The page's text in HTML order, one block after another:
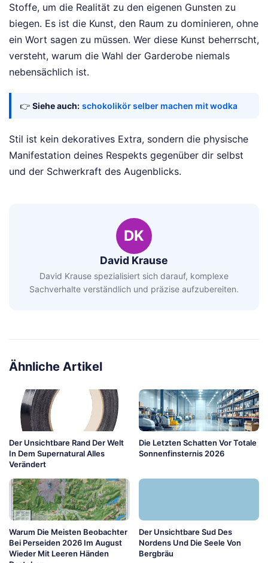
Stoffe, um die Realität zu den eigenen Gunsten zu
biegen. Es ist die Kunst, den Raum zu dominieren, ohne
ein Wort sagen zu müssen. Wer diese Kunst beherrscht,
versteht, warum die Wahl der Garderobe niemals
nebensächlich ist.
👉 Siehe auch: schokolikör selber machen mit wodka
Stil ist kein dekoratives Extra, sondern die physische
Manifestation deines Respekts gegenüber dir selbst
und der Schwerkraft des Augenblicks.
DK
David Krause
David Krause spezialisiert sich darauf, komplexe
Sachverhalte verständlich und präzise aufzubereiten.
Ähnliche Artikel
Der Unsichtbare Rand Der Welt
In Dem Supernatural Alles
Verändert
Die Letzten Schatten Vor Totale
Sonnenfinsternis 2026
Warum Die Meisten Beobachter
Bei Perseiden 2026 Im August
Wieder Mit Leeren Händen
Der Unsichtbare Sud Des
Nordens Und Die Seele Von
Bergbräu